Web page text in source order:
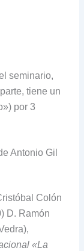
seminario,
tiene un
por 3
Antonio Gil
Colón
D. Ramón
«La